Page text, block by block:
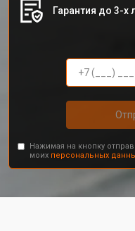
Гарантия до 3-х
Нажимая на кнопку
моих персональных